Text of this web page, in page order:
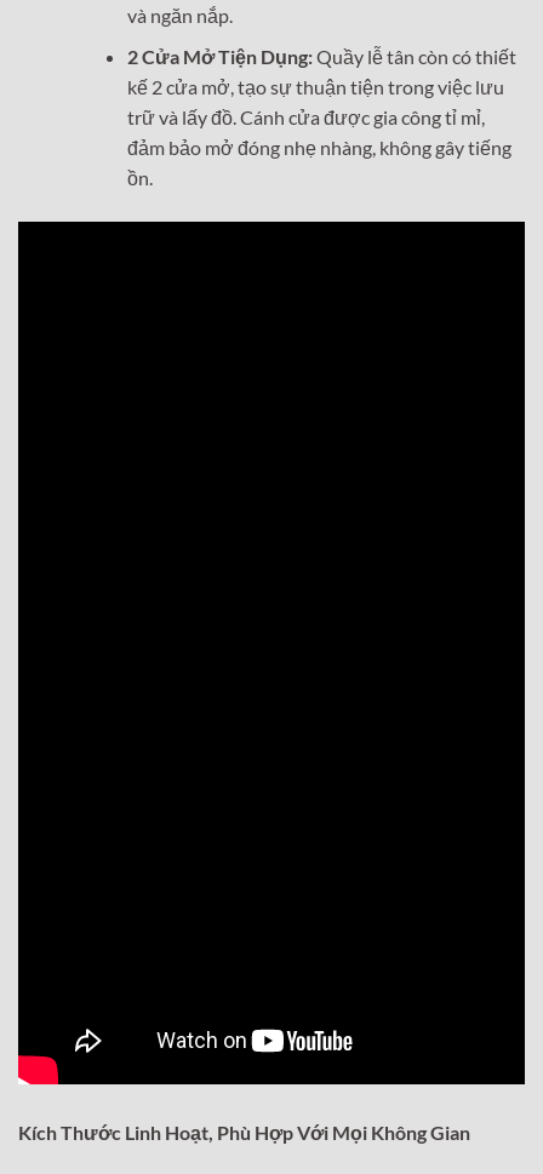
và ngăn nắp.
2 Cửa Mở Tiện Dụng:Quầy lễ tân còn có thiết
kế 2 cửa mở, tạo sự thuận tiện trong việc lưu
trữ và lấy đồ. Cánh cửa được gia công tỉ mỉ,
đảm bảo mở đóng nhẹ nhàng, không gây tiếng
ồn.
Kích Thước Linh Hoạt, Phù Hợp Với Mọi Không Gian